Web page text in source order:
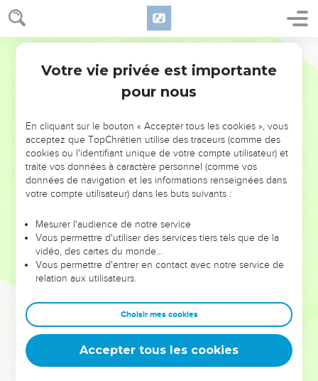
NE MANQUEZ PAS L’ÉVÉNEMENT
DE L’ANNÉE !
ET SI LEURS ERREURS POUVAIENT VOUS ÉVITER LES
VOTRES ?
leur foi ou leur vision. Mais on voit moins les doutes, les erreurs
et les saisons difficiles qu'ils ont traversés, alors même que ce
sont elles qui les ont façonnés.
Dans cette conférence, leaders, entrepreneurs, et responsables
clés pour avancer avec plus de sagesse afin que leurs erreurs
deviennent vos tremplins. Que vous guidiez un ministère, une
équipe, un groupe ou une famille, leur expérience est faite
Votre vie privée est importante
pour nous
En cliquant sur le bouton « Accepter tous les cookies », vous
acceptez que TopChrétien utilise des traceurs (comme des
cookies ou l'identifiant unique de votre compte utilisateur) et
traite vos données à caractère personnel (comme vos
données de navigation et les informations renseignées dans
votre compte utilisateur) dans les buts suivants :
Mesurer l'audience de notre service
Vous permettre d'utiliser des services tiers tels que de la
vidéo, des cartes du monde…
Vous permettre d'entrer en contact avec notre service de
relation aux utilisateurs.
Choisir mes cookies
Accepter tous les cookies